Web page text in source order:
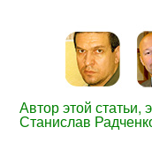
Автор этой статьи,
Станислав